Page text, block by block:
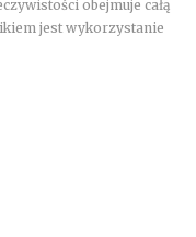
obejmuje całą
jest wykorzystanie